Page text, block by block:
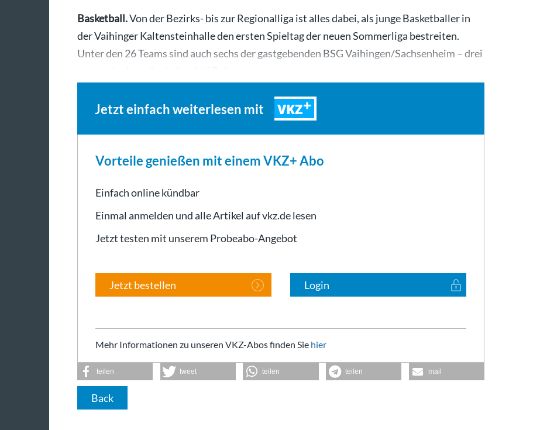
Basketball.Von der Bezirks- bis zur Regionalliga ist alles dabei, als junge Basketballer in
der Vaihinger Kaltensteinhalle den ersten Spieltag der neuen Sommerliga bestreiten.
Unter den 26 Teams sind auch sechs der gastgebenden BSG Vaihingen/Sachsenheim – drei
Jetzt einfach weiterlesen mit VKZ
Vorteile genießen mit einem VKZ+ Abo
Einfach online kündbar
Einmal anmelden und alle Artikel auf vkz.de lesen
Jetzt testen mit unserem Probeabo-Angebot
Jetzt bestellen Login
Mehr Informationen zu unseren VKZ-Abos finden Sie hier
teilen tweet teilen teilen mail
Back